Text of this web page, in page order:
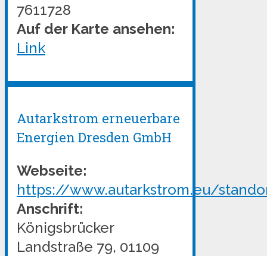
7611728
Auf der Karte ansehen:
Link
Autarkstrom erneuerbare
Energien Dresden GmbH
Webseite:
https://www.autarkstrom.eu/
Anschrift:
Königsbrücker
Landstraße 79, 01109